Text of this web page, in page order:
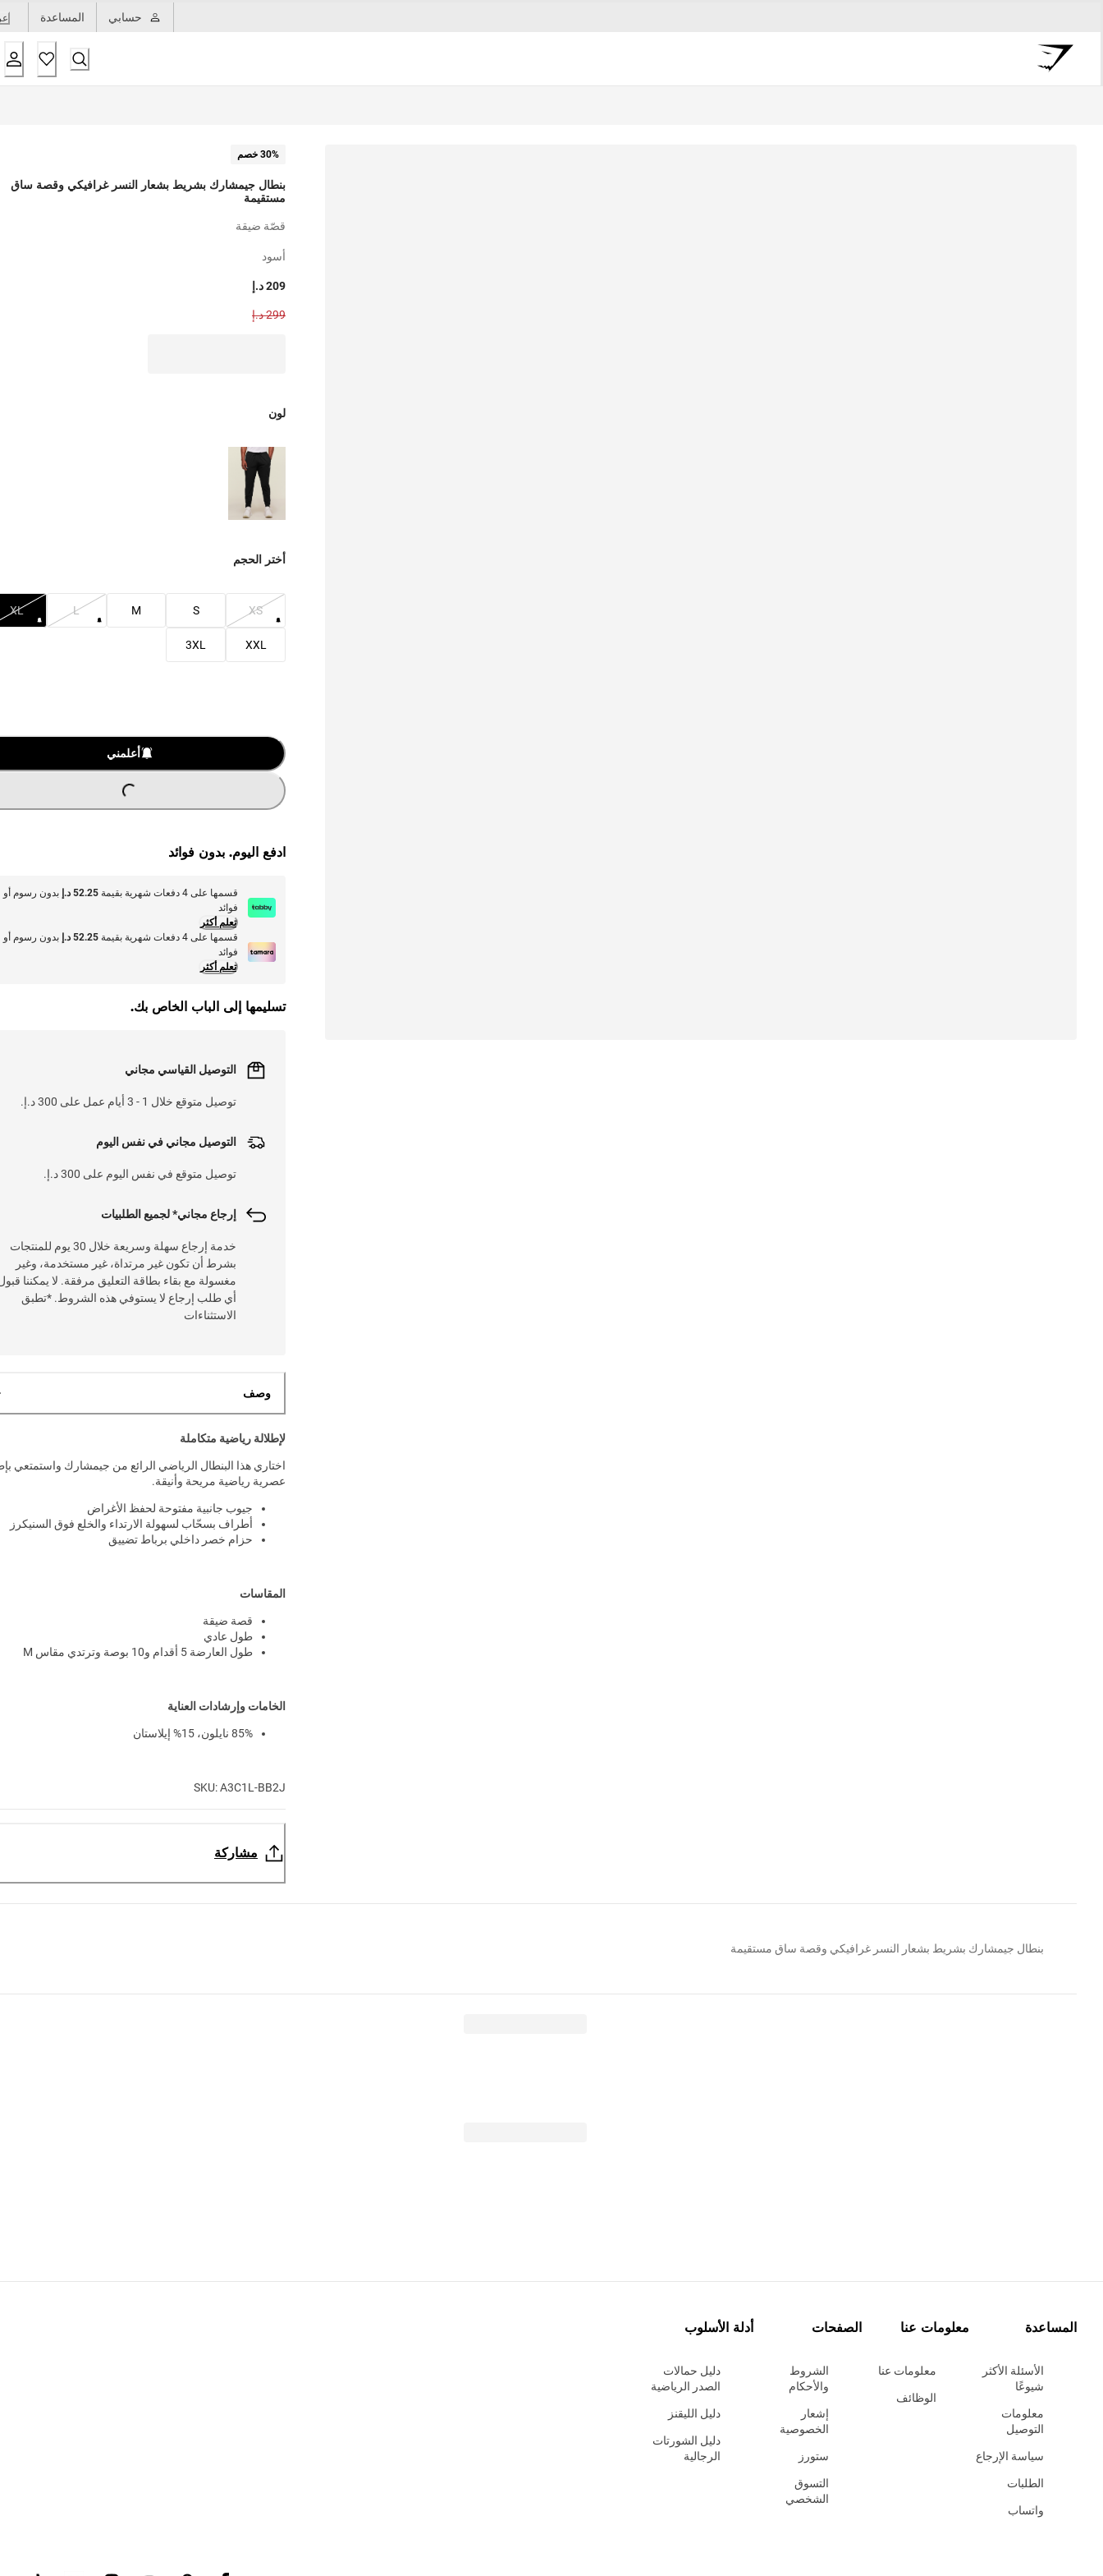
حسابي المساعدة
30% خصم
بنطال جيمشارك بشريط بشعار النسر غرافيكي وقصة ساق
مستقيمة
قصّة ضيقة
أسود
209 د.إ
299 د.إ
لون
أختر الحجم
XS
S
M
L
XL
XXL
3XL
أعلمني
L
O
A
D
I
N
G
.
.
.
ادفع اليوم. بدون فوائد
قسمها على 4 دفعات شهرية بقيمة 52.25 د.إ
بدون رسوم أو
فوائد
تعلم أكثر
قسمها على 4 دفعات شهرية بقيمة
52.25 د.إ
بدون رسوم أو
فوائد
تعلم أكثر
تسليمها إلى الباب الخاص بك.
التوصيل القياسي مجاني
توصيل متوقع خلال 1 - 3 أيام عمل على 300 د.إ.
التوصيل مجاني في نفس اليوم
توصيل متوقع في نفس اليوم على 300 د.إ.
إرجاع مجاني* لجميع الطلبيات
خدمة إرجاع سهلة وسريعة خلال 30 يوم للمنتجات
بشرط أن تكون غير مرتداة، غير مستخدمة، وغير
مغسولة مع بقاء بطاقة التعليق مرفقة. لا يمكننا
أي طلب إرجاع لا يستوفي هذه الشروط. *تطبق
الاستثناءات
وصف
لإطلالة رياضية متكاملة
اختاري هذا البنطال الرياضي الرائع من جيمشارك واستمتعي
عصرية رياضية مريحة وأنيقة.
جيوب جانبية مفتوحة لحفظ الأغراض
أطراف بسحّاب لسهولة الارتداء والخلع فوق السنيكرز
حزام خصر داخلي برباط تضييق
المقاسات
قصة ضيقة
طول عادي
طول العارضة 5 أقدام و10 بوصة وترتدي مقاس M
الخامات وإرشادات العناية
85% نايلون، 15% إيلاستان
SKU: A3C1L-BB2J
مشاركة
بنطال جيمشارك بشريط بشعار النسر غرافيكي وقصة ساق مستقيمة
المساعدة
الأسئلة الأكثر
شيوعًا
معلومات
التوصيل
سياسة الإرجاع
الطلبات
واتساب
معلومات عنا
معلومات عنا
الوظائف
الصفحات
الشروط
والأحكام
إشعار
الخصوصية
ستورز
التسوق
الشخصي
أدلة الأسلوب
دليل حمالات
الصدر الرياضية
دليل الليقنز
دليل الشورتات
الرجالية